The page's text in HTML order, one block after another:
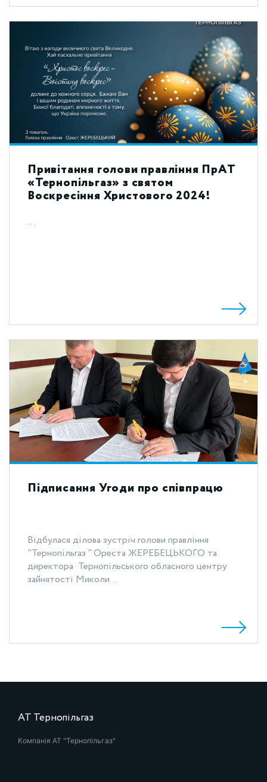
Привітання голови правління ПрАТ
«Тернопільгаз» з святом
Воскресіння Христового 2024!
...
Підписання Угоди про співпрацю
Відбулася ділова зустріч голови правління
"Тернопільгаз " Ореста ЖЕРЕБЕЦЬКОГО та
директора Тернопільського обласного центру
зайнятості Миколи...
АТ Тернопільгаз
Компанія АТ "Тернопільгаз"